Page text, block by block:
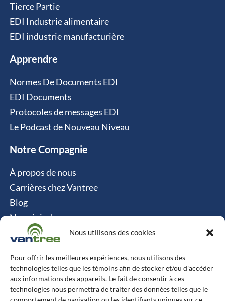
Nous utilisons des cookies
Pour offrir les meilleures expériences, nous utilisons des
technologies telles que les témoins afin de stocker et/ou d'accéder
aux informations des appareils. Le fait de consentir à ces
technologies nous permettra de traiter des données telles que le
Tierce Partie
EDI Industrie alimentaire
EDI industrie manufacturière
Apprendre
Normes De Documents EDI
EDI Documents
Protocoles de messages EDI
Le Podcast de Nouveau Niveau
Notre Compagnie
À propos de nous
Carrières chez Vantree
Blog
Nous joindre
Politique relative aux cookies
Contact
Vantree Systems
514-747-0350